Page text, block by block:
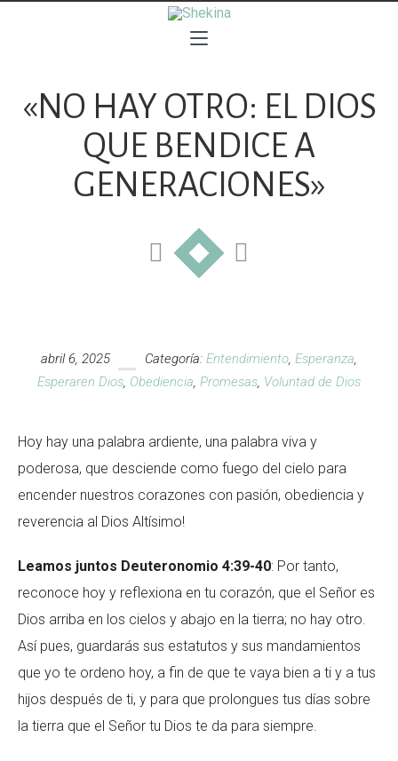
«NO HAY OTRO: EL DIOS
QUE BENDICE A
GENERACIONES»
abril 6, 2025 Categoría: Entendimiento, Esperanza,
Esperaren Dios, Obediencia, Promesas, Voluntad de Dios
Hoy hay una palabra ardiente, una palabra viva y
poderosa, que desciende como fuego del cielo para
encender nuestros corazones con pasión, obediencia y
reverencia al Dios Altísimo!
Leamos juntos Deuteronomio 4:39-40: Por tanto,
reconoce hoy y reflexiona en tu corazón, que el Señor es
Dios arriba en los cielos y abajo en la tierra; no hay otro.
Así pues, guardarás sus estatutos y sus mandamientos
que yo te ordeno hoy, a fin de que te vaya bien a ti y a tus
hijos después de ti, y para que prolongues tus días sobre
la tierra que el Señor tu Dios te da para siempre.